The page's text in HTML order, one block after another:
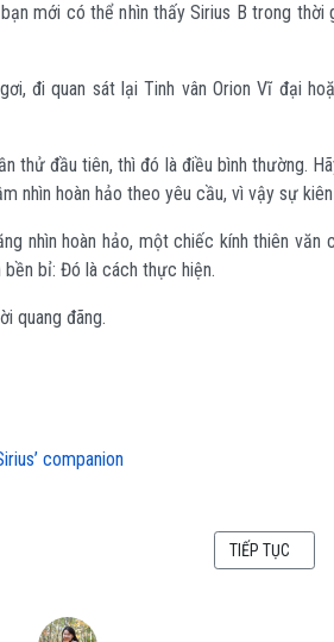
mới có thể nhìn thấy Sirius B trong thời
đi quan sát lại Tinh vân Orion Vĩ đại
thử đầu tiên, thì đó là điều bình thường.
nhìn hoàn hảo theo yêu cầu, vì vậy sự
nhìn hoàn hảo, một chiếc kính thiên văn
bỉ: Đó là cách thực hiện.
quang đãng.
companion
BÀI VIẾT KẾ
TIẾP TỤC